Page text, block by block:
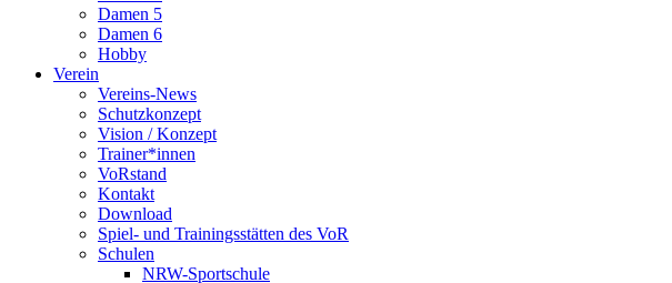
Damen 5
Damen 6
Hobby
Verein
Vereins-News
Schutzkonzept
Vision / Konzept
Trainer*innen
VoRstand
Kontakt
Download
Spiel- und Trainingsstätten des VoR
Schulen
NRW-Sportschule